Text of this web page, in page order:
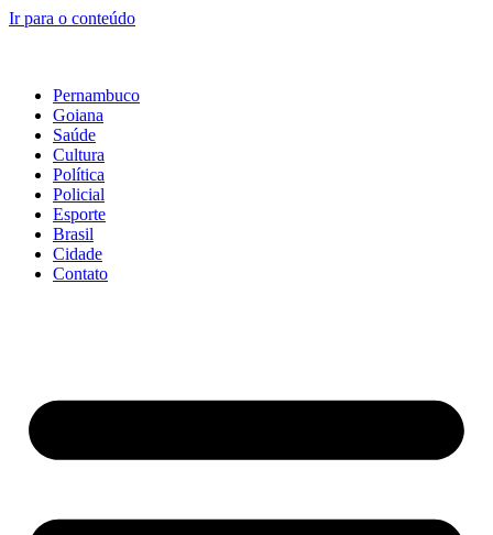
Ir para o conteúdo
Pernambuco
Goiana
Saúde
Cultura
Política
Policial
Esporte
Brasil
Cidade
Contato